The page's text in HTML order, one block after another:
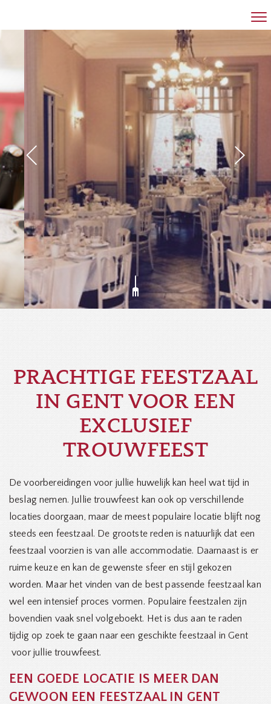
RESTAURANT
FEESTZAAL
VERGADERZAAL
GROEPEN
CONTACT
PRACHTIGE FEESTZAAL
IN GENT VOOR EEN
EXCLUSIEF
TROUWFEEST
De voorbereidingen voor jullie huwelijk kan heel wat tijd in
beslag nemen. Jullie trouwfeest kan ook op verschillende
locaties doorgaan, maar de meest populaire locatie blijft nog
steeds een feestzaal. De grootste reden is natuurlijk dat een
feestzaal voorzien is van alle accommodatie. Daarnaast is er
ruime keuze en kan de gewenste sfeer en stijl gekozen
worden. Maar het vinden van de best passende feestzaal kan
wel een intensief proces vormen. Populaire feestzalen zijn
bovendien vaak snel volgeboekt. Het is dus aan te raden
tijdig op zoek te gaan naar een geschikte feestzaal in Gent
voor jullie trouwfeest.
EEN GOEDE LOCATIE IS MEER DAN
GEWOON EEN FEESTZAAL IN GENT